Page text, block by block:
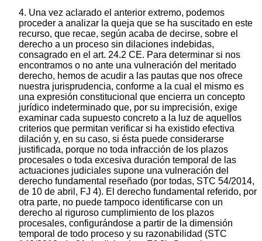
4. Una vez aclarado el anterior extremo, podemos
proceder a analizar la queja que se ha suscitado en este
recurso, que recae, según acaba de decirse, sobre el
derecho a un proceso sin dilaciones indebidas,
consagrado en el art. 24.2 CE. Para determinar si nos
encontramos o no ante una vulneración del meritado
derecho, hemos de acudir a las pautas que nos ofrece
nuestra jurisprudencia, conforme a la cual el mismo es
una expresión constitucional que encierra un concepto
jurídico indeterminado que, por su imprecisión, exige
examinar cada supuesto concreto a la luz de aquellos
criterios que permitan verificar si ha existido efectiva
dilación y, en su caso, si ésta puede considerarse
justificada, porque no toda infracción de los plazos
procesales o toda excesiva duración temporal de las
actuaciones judiciales supone una vulneración del
derecho fundamental reseñado (por todas, STC 54/2014,
de 10 de abril, FJ 4). El derecho fundamental referido, por
otra parte, no puede tampoco identificarse con un
derecho al riguroso cumplimiento de los plazos
procesales, configurándose a partir de la dimensión
temporal de todo proceso y su razonabilidad (STC